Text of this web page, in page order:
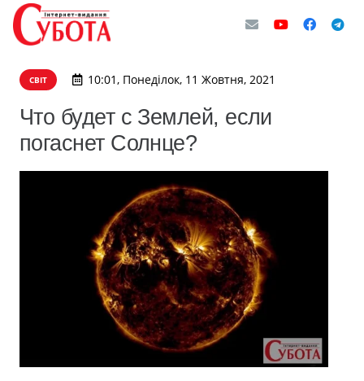
СВІТ 10:01, Понеділок, 11 Жовтня, 2021
Что будет с Землей, если
погаснет Солнце?